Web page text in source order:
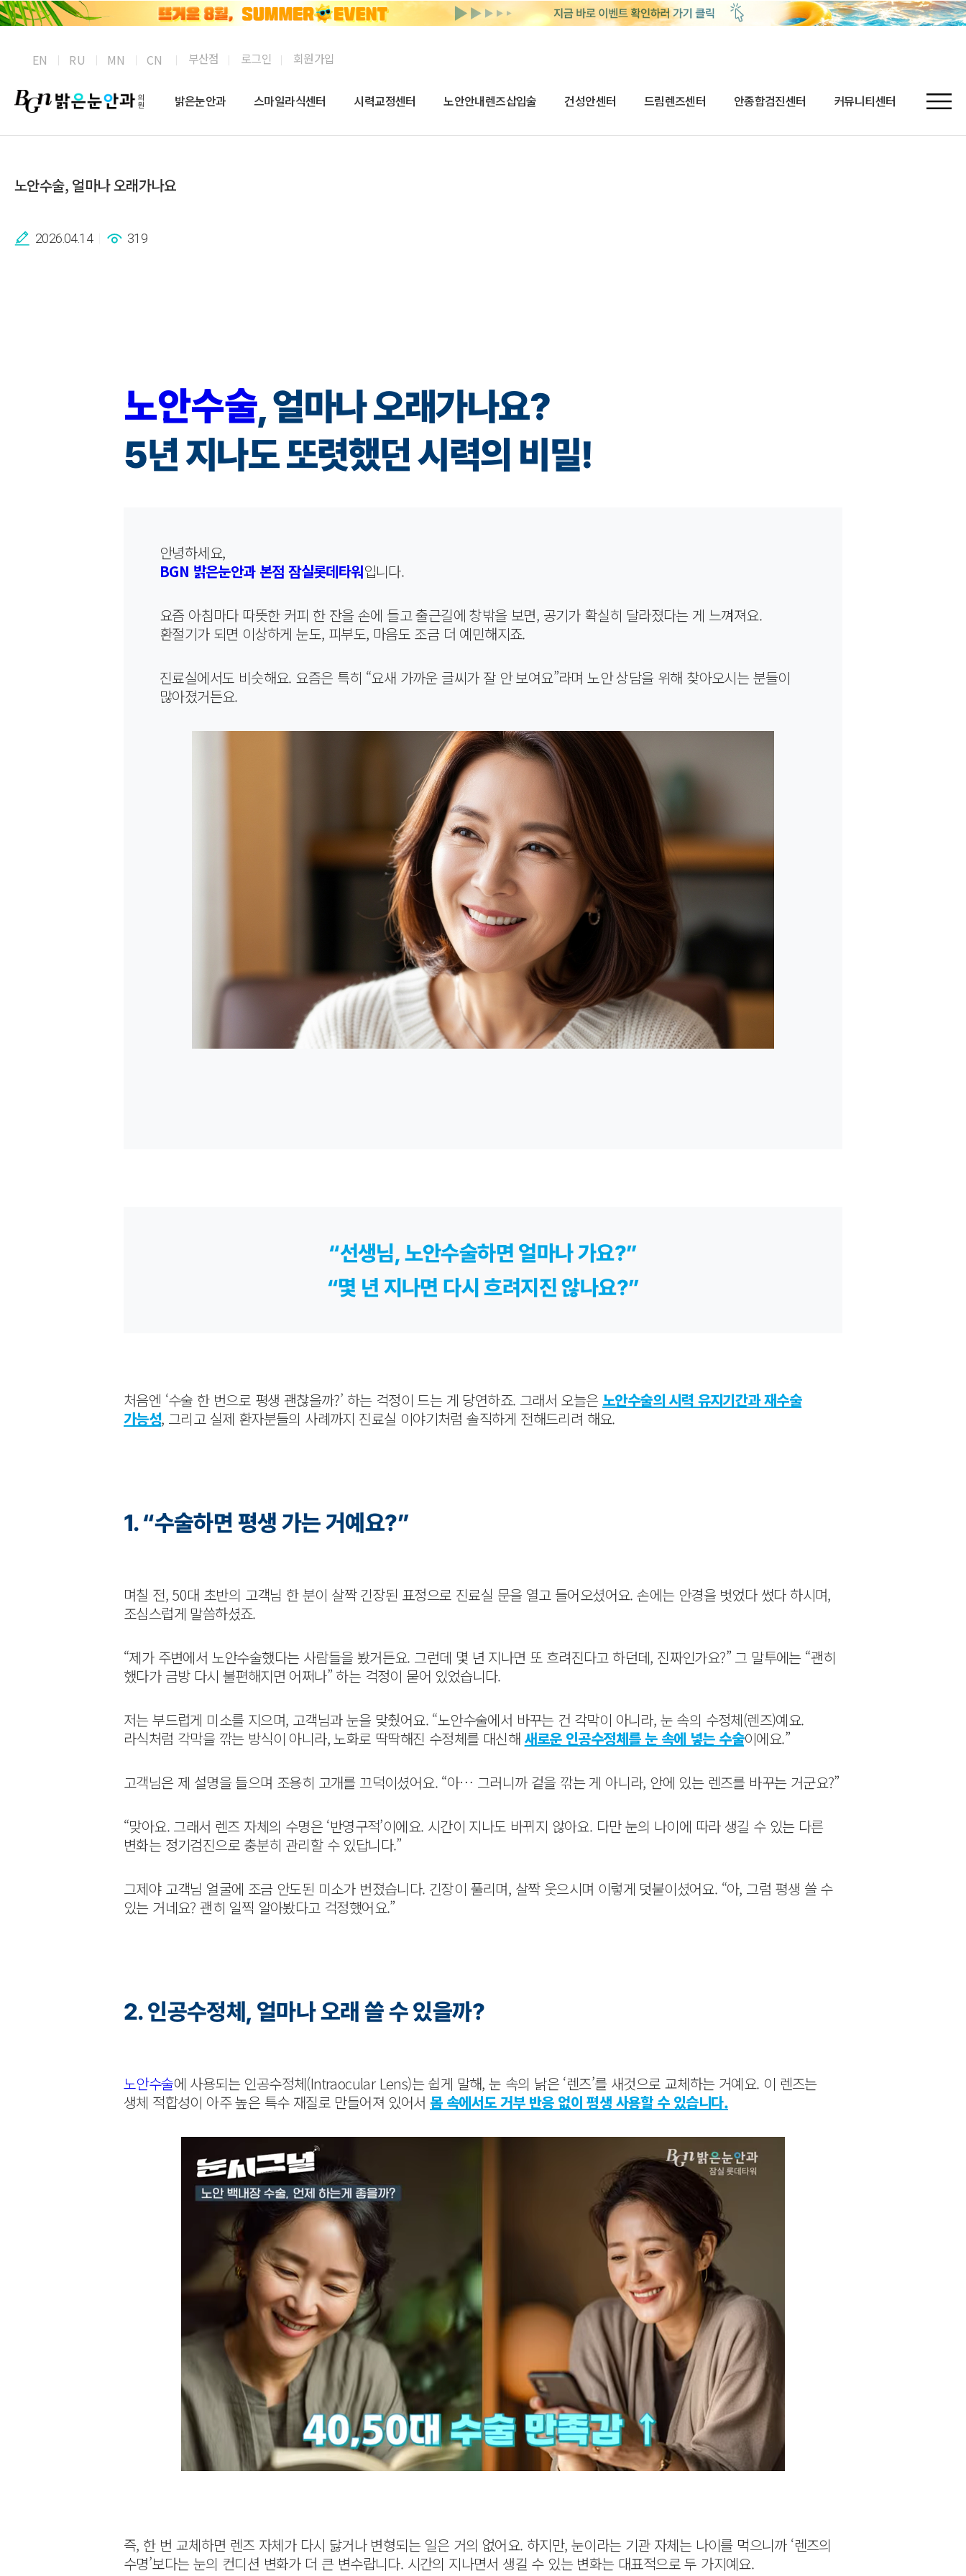
EN RU MN CN 부산점 로그인 회원가입
밝은눈안과 스마일라식센터 시력교정센터 노안안내렌즈삽입술 건성안센터 드림렌즈센터 안종합검진센터 커뮤니티센터
노안수술, 얼마나 오래가나요
2026.04.14 319
노안수술, 얼마나 오래가나요?
5년 지나도 또렷했던 시력의 비밀!
안녕하세요,
BGN 밝은눈안과 본점 잠실롯데타워입니다.
요즘 아침마다 따뜻한 커피 한 잔을 손에 들고 출근길에 창밖을 보면, 공기가 확실히 달라졌다는 게 느껴져요.
환절기가 되면 이상하게 눈도, 피부도, 마음도 조금 더 예민해지죠.
진료실에서도 비슷해요. 요즘은 특히 “요새 가까운 글씨가 잘 안 보여요”라며 노안 상담을 위해 찾아오시는 분들이
많아졌거든요.
“선생님, 노안수술하면 얼마나 가요?”
“몇 년 지나면 다시 흐려지진 않나요?”
처음엔 ‘수술 한 번으로 평생 괜찮을까?’ 하는 걱정이 드는 게 당연하죠. 그래서 오늘은 노안수술의 시력 유지기간과 재수술
가능성, 그리고 실제 환자분들의 사례까지 진료실 이야기처럼 솔직하게 전해드리려 해요.
1. “수술하면 평생 가는 거예요?”
며칠 전, 50대 초반의 고객님 한 분이 살짝 긴장된 표정으로 진료실 문을 열고 들어오셨어요. 손에는 안경을 벗었다 썼다 하시며,
조심스럽게 말씀하셨죠.
“제가 주변에서 노안수술했다는 사람들을 봤거든요. 그런데 몇 년 지나면 또 흐려진다고 하던데, 진짜인가요?” 그 말투에는 “괜히
했다가 금방 다시 불편해지면 어쩌나” 하는 걱정이 묻어 있었습니다.
저는 부드럽게 미소를 지으며, 고객님과 눈을 맞췄어요. “노안수술에서 바꾸는 건 각막이 아니라, 눈 속의 수정체(렌즈)예요.
라식처럼 각막을 깎는 방식이 아니라, 노화로 딱딱해진 수정체를 대신해 새로운 인공수정체를 눈 속에 넣는 수술이에요.”
고객님은 제 설명을 들으며 조용히 고개를 끄덕이셨어요. “아… 그러니까 겉을 깎는 게 아니라, 안에 있는 렌즈를 바꾸는 거군요?”
“맞아요. 그래서 렌즈 자체의 수명은 ‘반영구적’이에요. 시간이 지나도 바뀌지 않아요. 다만 눈의 나이에 따라 생길 수 있는 다른
변화는 정기검진으로 충분히 관리할 수 있답니다.”
그제야 고객님 얼굴에 조금 안도된 미소가 번졌습니다. 긴장이 풀리며, 살짝 웃으시며 이렇게 덧붙이셨어요. “아, 그럼 평생 쓸 수
있는 거네요? 괜히 일찍 알아봤다고 걱정했어요.”
2. 인공수정체, 얼마나 오래 쓸 수 있을까?
노안수술에 사용되는 인공수정체(Intraocular Lens)는 쉽게 말해, 눈 속의 낡은 ‘렌즈’를 새것으로 교체하는 거예요. 이 렌즈는
생체 적합성이 아주 높은 특수 재질로 만들어져 있어서 몸 속에서도 거부 반응 없이 평생 사용할 수 있습니다.
즉, 한 번 교체하면 렌즈 자체가 다시 닳거나 변형되는 일은 거의 없어요. 하지만, 눈이라는 기관 자체는 나이를 먹으니까 ‘렌즈의
수명’보다는 눈의 컨디션 변화가 더 큰 변수랍니다. 시간의 지나면서 생길 수 있는 변화는 대표적으로 두 가지예요.